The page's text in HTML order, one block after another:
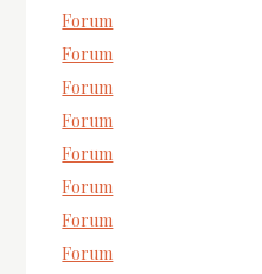
Forum
Forum
Forum
Forum
Forum
Forum
Forum
Forum